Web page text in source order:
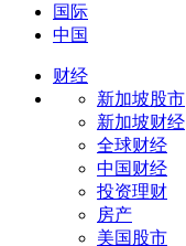
国际
中国
财经
新加坡股市
新加坡财经
全球财经
中国财经
投资理财
房产
美国股市